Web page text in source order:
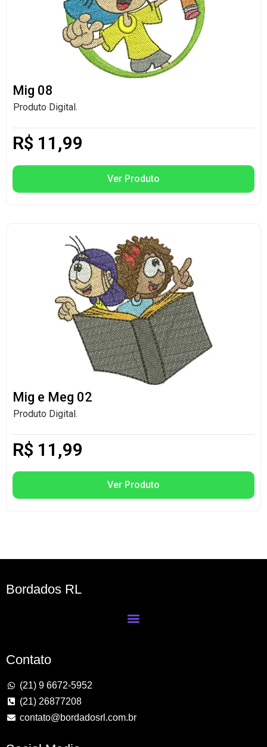
Mig 08
Produto Digital.
R$ 11,99
Ver Produto
Mig e Meg 02
Produto Digital.
R$ 11,99
Ver Produto
Bordados RL
Contato
(21) 9 6672-5952
(21) 26877208
contato@bordadosrl.com.br